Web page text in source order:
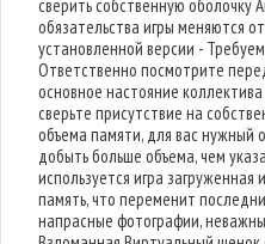
сверить собственную оболочку
обязательства игры меняются
установленной версии -
Ответственно посмотрите
основное настояние
сверьте присутствие на
объема памяти, для вас нужный
добыть больше объема, чем
используется игра
память, что переменит
напрасные фотографии,